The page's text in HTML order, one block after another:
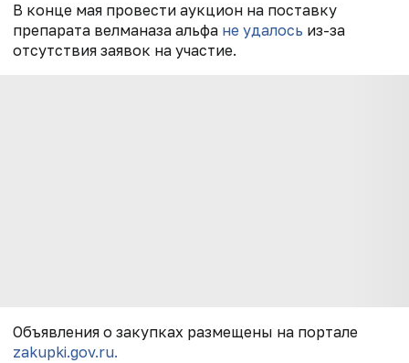
В конце мая провести аукцион на поставку
препарата велманаза альфа не удалось из-за
отсутствия заявок на участие.
Объявления о закупках размещены на портале
zakupki.gov.ru.